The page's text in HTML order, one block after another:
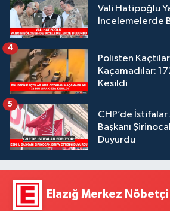
Vali Hatipoğlu
İncelemelerde
Polisten
Kaçamadılar:
Kesildi
4
CHP’de İstifalar
Başkanı
Duyurdu
5
Elazığ Merkez